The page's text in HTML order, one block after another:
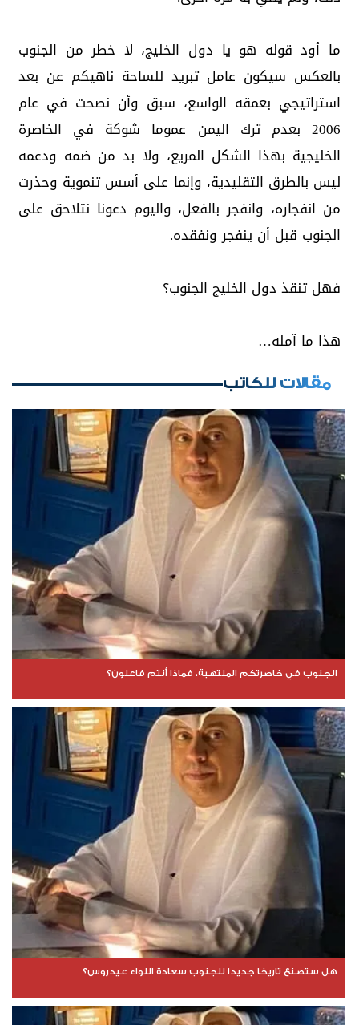
ما أود قوله هو يا دول الخليج، لا خطر من الجنوب
بالعكس سيكون عامل تبريد للساحة ناهيكم عن بعد
استراتيجي بعمقه الواسع، سبق وأن نصحت في عام
2006 بعدم ترك اليمن عموما شوكة في الخاصرة
الخليجية بهذا الشكل المريع، ولا بد من ضمه ودعمه
ليس بالطرق التقليدية، وإنما على أسس تنموية وحذرت
من انفجاره، وانفجر بالفعل، واليوم دعونا نتلاحق على
الجنوب قبل أن ينفجر ونفقده.
فهل تنقذ دول الخليج الجنوب؟
هذا ما آمله…
مقالات للكاتب
الجنوب في خاصرتكم الملتهبة، فماذا أنتم فاعلون؟
هل ستصنع تاريخا جديدا للجنوب سعادة اللواء عيدروس؟